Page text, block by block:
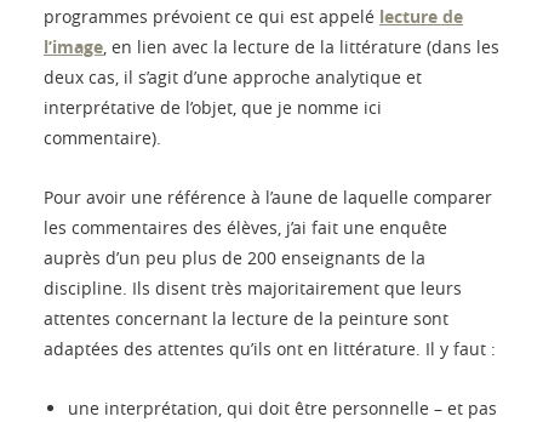
programmes prévoient ce qui est appelé lecture de
l’image, en lien avec la lecture de la littérature (dans les
deux cas, il s’agit d’une approche analytique et
interprétative de l’objet, que je nomme ici
commentaire).
Pour avoir une référence à l’aune de laquelle comparer
les commentaires des élèves, j’ai fait une enquête
auprès d’un peu plus de 200 enseignants de la
discipline. Ils disent très majoritairement que leurs
attentes concernant la lecture de la peinture sont
adaptées des attentes qu’ils ont en littérature. Il y faut :
une interprétation, qui doit être personnelle – et pas